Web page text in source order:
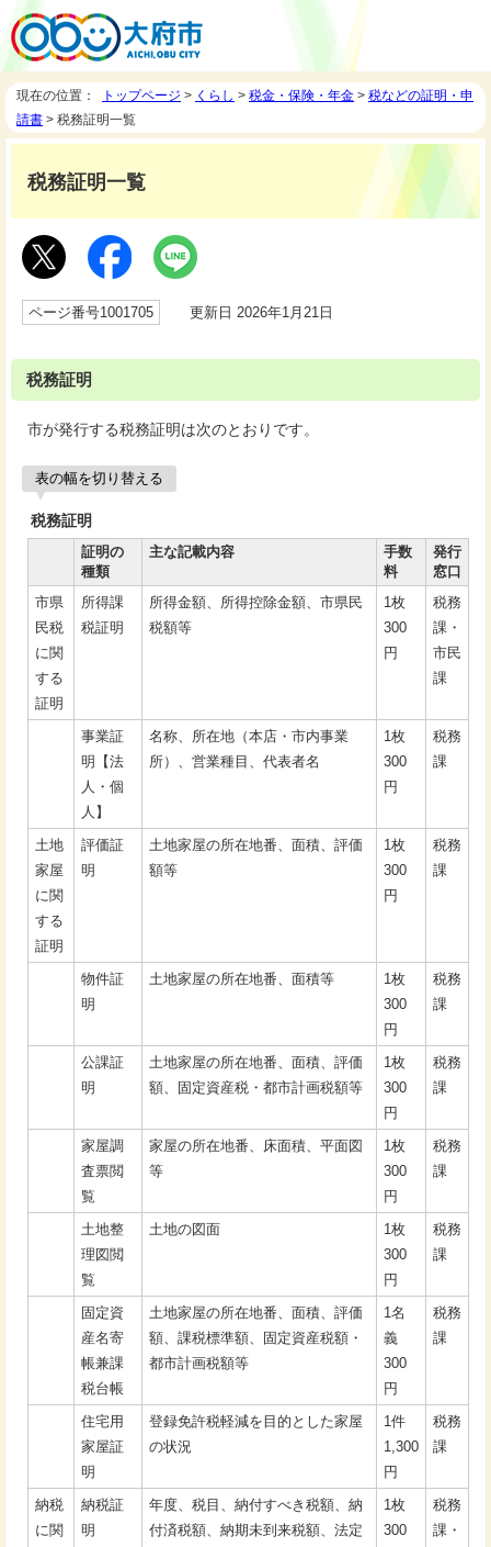
現在の位置： トップページ > くらし > 税金・保険・年金 > 税などの証明・申
請書 > 税務証明一覧
税務証明一覧
ページ番号1001705 更新日 2026年1月21日
税務証明
市が発行する税務証明は次のとおりです。
表の幅を切り替える
税務証明
証明の
種類
主な記載内容
手数
料
発行
窓口
市県
民税
に関
する
証明
所得課
税証明
所得金額、所得控除金額、市県民
税額等
1枚
300
円
税務
課・
市民
課
事業証
明【法
人・個
人】
名称、所在地（本店・市内事業
所）、営業種目、代表者名
1枚
300
円
税務
課
土地
家屋
に関
する
証明
評価証
明
土地家屋の所在地番、面積、評価
額等
1枚
300
円
税務
課
物件証
明
土地家屋の所在地番、面積等
1枚
300
円
税務
課
公課証
明
土地家屋の所在地番、面積、評価
額、固定資産税・都市計画税額等
1枚
300
円
税務
課
家屋調
査票閲
覧
家屋の所在地番、床面積、平面図
等
1枚
300
円
税務
課
土地整
理図閲
覧
土地の図面
1枚
300
円
税務
課
固定資
産名寄
帳兼課
税台帳
土地家屋の所在地番、面積、評価
額、課税標準額、固定資産税額・
都市計画税額等
1名
義
300
円
税務
課
住宅用
家屋証
明
登録免許税軽減を目的とした家屋
の状況
1件
1,300
円
税務
課
納税
に関
納税証
明
年度、税目、納付すべき税額、納
付済税額、納期未到来税額、法定
1枚
300
税務
課・